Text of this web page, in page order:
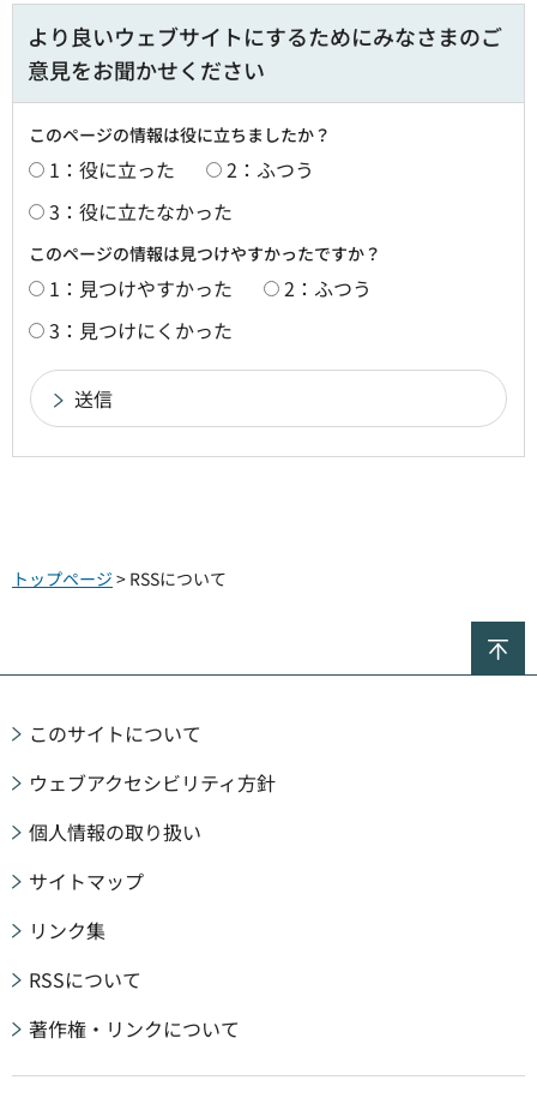
より良いウェブサイトにするためにみなさまのご
意見をお聞かせください
このページの情報は役に立ちましたか？
1：役に立った
2：ふつう
3：役に立たなかった
このページの情報は見つけやすかったですか？
1：見つけやすかった
2：ふつう
3：見つけにくかった
トップページ > RSSについて
このサイトについて
ウェブアクセシビリティ方針
個人情報の取り扱い
サイトマップ
リンク集
RSSについて
著作権・リンクについて